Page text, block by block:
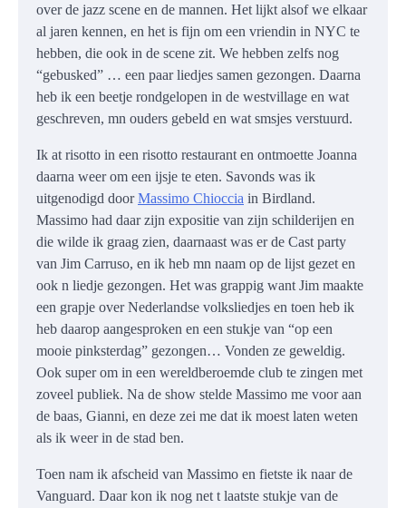
over de jazz scene en de mannen. Het lijkt alsof we elkaar
al jaren kennen, en het is fijn om een vriendin in NYC te
hebben, die ook in de scene zit. We hebben zelfs nog
“gebusked” … een paar liedjes samen gezongen. Daarna
heb ik een beetje rondgelopen in de westvillage en wat
geschreven, mn ouders gebeld en wat smsjes verstuurd.
Ik at risotto in een risotto restaurant en ontmoette Joanna
daarna weer om een ijsje te eten. Savonds was ik
uitgenodigd doorMassimo Chioccia in Birdland.
Massimo had daar zijn expositie van zijn schilderijen en
die wilde ik graag zien, daarnaast was er de Cast party
van Jim Carruso, en ik heb mn naam op de lijst gezet en
ook n liedje gezongen. Het was grappig want Jim maakte
een grapje over Nederlandse volksliedjes en toen heb ik
heb daarop aangesproken en een stukje van “op een
mooie pinksterdag” gezongen… Vonden ze geweldig.
Ook super om in een wereldberoemde club te zingen met
zoveel publiek. Na de show stelde Massimo me voor aan
de baas, Gianni, en deze zei me dat ik moest laten weten
als ik weer in de stad ben.
Toen nam ik afscheid van Massimo en fietste ik naar de
Vanguard. Daar kon ik nog net t laatste stukje van de